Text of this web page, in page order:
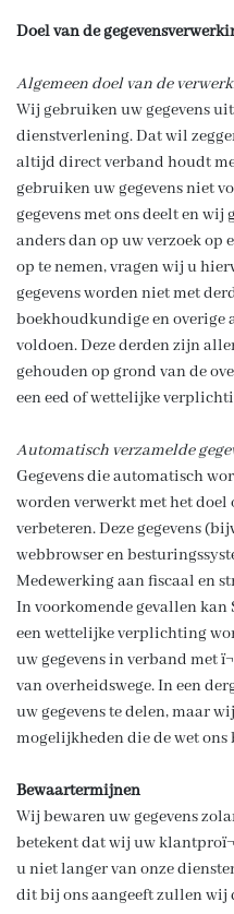
Doel van de
Algemeen doel van de
Wij gebruiken uw gegevens
dienstverlening. Dat wil
altijd direct verband houdt
gebruiken uw gegevens niet
gegevens met ons deelt en wij
anders dan op uw verzoek op
op te nemen, vragen wij u
gegevens worden niet met
boekhoudkundige en
voldoen. Deze derden zijn
gehouden op grond van de
een eed of wettelijke
Automatisch verzamelde
Gegevens die automatisch
worden verwerkt met het
verbeteren. Deze gegevens
webbrowser en
Medewerking aan fiscaal en
In voorkomende gevallen kan
een wettelijke verplichting
uw gegevens in verband met
van overheidswege. In een
uw gegevens te delen, maar
mogelijkheden die de wet
Bewaartermijnen
Wij bewaren uw gegevens
betekent dat wij uw
u niet langer van onze
dit bij ons aangeeft zullen wij